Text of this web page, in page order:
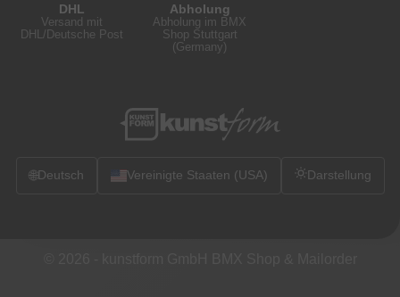
DHL
Versand mit
DHL/Deutsche Post
Abholung
Abholung im BMX
Shop Stuttgart
(Germany)
🌐Deutsch Vereinigte Staaten (USA) Darstellung